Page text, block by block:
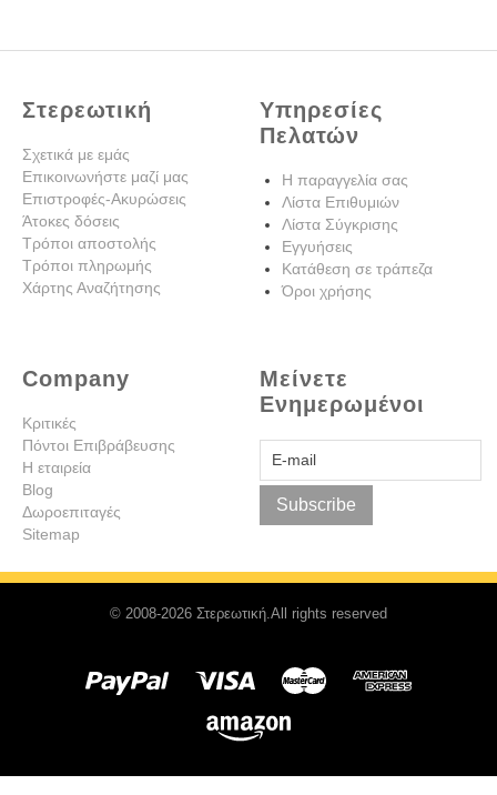
Στερεωτική
Σχετικά με εμάς
Επικοινωνήστε μαζί μας
Επιστροφές-Ακυρώσεις
Άτοκες δόσεις
Τρόποι αποστολής
Τρόποι πληρωμής
Χάρτης Αναζήτησης
Υπηρεσίες
Πελατών
Η παραγγελία σας
Λίστα Επιθυμιών
Λίστα Σύγκρισης
Εγγυήσεις
Κατάθεση σε τράπεζα
Όροι χρήσης
Company
Κριτικές
Πόντοι Επιβράβευσης
Η εταιρεία
Blog
Δωροεπιταγές
Sitemap
Μείνετε
Ενημερωμένοι
Subscribe
© 2008-2026 Στερεωτική.All rights reserved